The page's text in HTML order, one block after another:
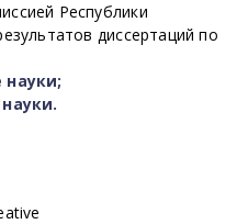
Республики
диссертаций по
науки;